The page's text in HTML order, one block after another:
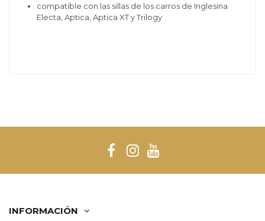
compatible con las sillas de los carros de Inglesina
Electa, Aptica, Aptica XT y Trilogy
INFORMACIÓN